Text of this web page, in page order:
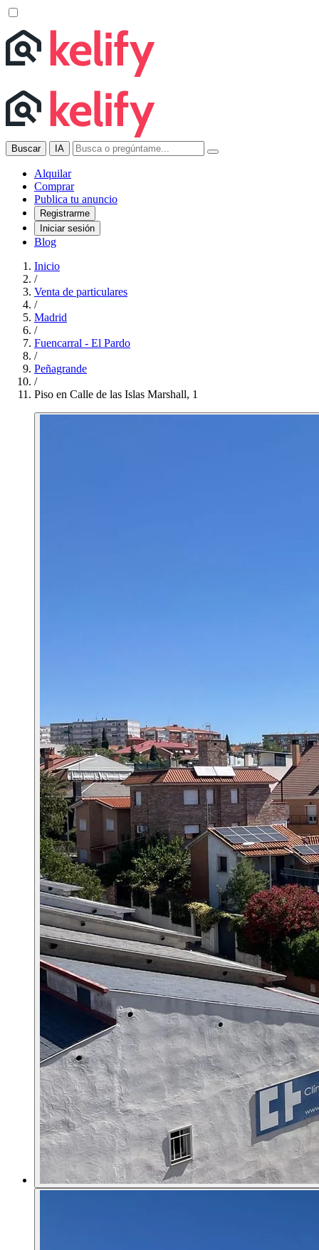
Buscar IA
Alquilar
Comprar
Publica tu anuncio
Registrarme
Iniciar sesión
Blog
Inicio
/
Venta de particulares
/
Madrid
/
Fuencarral - El Pardo
/
Peñagrande
/
Piso en Calle de las Islas Marshall, 1